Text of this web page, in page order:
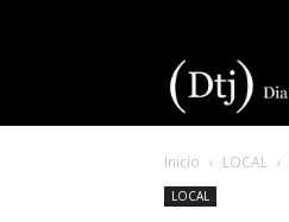
Inicio LOCAL
LOCAL